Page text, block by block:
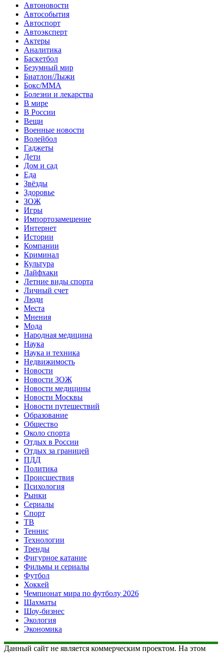
Автоновости
Автособытия
Автоспорт
Автоэксперт
Актеры
Аналитика
Баскетбол
Безумный мир
Биатлон/Лыжи
Бокс/MMA
Болезни и лекарства
В мире
В России
Вещи
Военные новости
Волейбол
Гаджеты
Дети
Дом и сад
Еда
Звёзды
Здоровье
ЗОЖ
Игры
Импортозамещение
Интернет
Истории
Компании
Криминал
Культура
Лайфхаки
Летние виды спорта
Личный счет
Люди
Места
Мнения
Мода
Народная медицина
Наука
Наука и техника
Недвижимость
Новости
Новости ЗОЖ
Новости медицины
Новости Москвы
Новости путешествий
Образование
Общество
Около спорта
Отдых в России
Отдых за границей
ПДД
Политика
Происшествия
Психология
Рынки
Сериалы
Спорт
ТВ
Теннис
Технологии
Тренды
Фигурное катание
Фильмы и сериалы
Футбол
Хоккей
Чемпионат мира по футболу 2026
Шахматы
Шоу-бизнес
Экология
Экономика
Данный сайт не является коммерческим проектом. На этом